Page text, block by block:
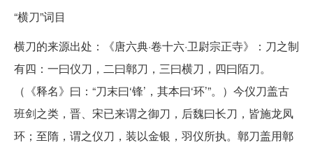
“横刀”词目
横刀的来源出处：《唐六典·卷十六·卫尉宗正寺》：刀之制
有四：一曰仪刀，二曰鄣刀，三曰横刀，四曰陌刀。
（《释名》曰：“刀末曰‘锋’，其本曰‘环’”。）今仪刀盖古
班剑之类，晋、宋已来谓之御刀，后魏曰长刀，皆施龙凤
环；至隋，谓之仪刀，装以金银，羽仪所执。鄣刀盖用鄣